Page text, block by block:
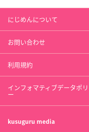
にじめんについて
お問い合わせ
利用規約
インフォマティブデータポ
ー
kusuguru media